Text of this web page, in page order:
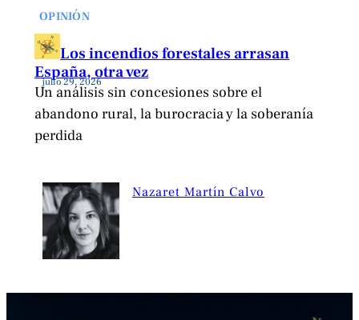
OPINIÓN
Los incendios forestales arrasan
España, otra vez
julio 29, 2026
Un análisis sin concesiones sobre el
abandono rural, la burocracia y la soberanía
perdida
Nazaret Martín Calvo